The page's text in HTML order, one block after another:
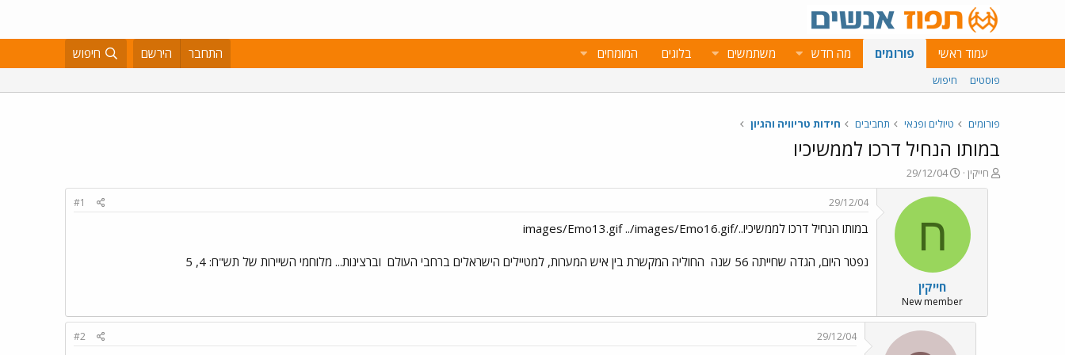
עמוד ראשי פורומים מה חדש משתמשים בלוגים המומחים התחבר הירשם חיפוש
פוסטים חיפוש
פורומים טיולים ופנאי תחביבים חידות טריוויה והגיון
במותו הנחיל דרכו לממשיכיו
פ
ו
חייקין
פ
ו
ר
ם
א
ר
י
ך
29/12/04
ח
חייקין
New member
29/12/04
#1
במותו הנחיל דרכו לממשיכיו../images/Emo13.gif ../images/Emo16.gif
נפטר היום, הגדה שחייתה 56 שנה החוליה המקשרת בין איש המערות, למטיילים הישראלים ברחבי העולם וברצינות... מלוחמי השיירות של תש"ח: 4, 5
29/12/04
#2